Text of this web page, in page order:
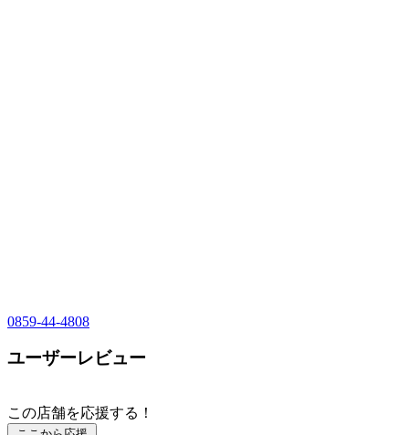
0859-44-4808
ユーザーレビュー
この店舗を応援する！